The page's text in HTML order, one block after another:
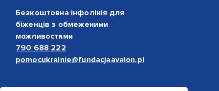
Безкоштовна інфолінія для
біженців з обмеженими
можливостями
790 688 222
pomocukrainie@fundacjaavalon.pl